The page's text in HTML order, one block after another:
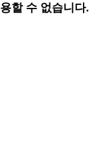
할 수 없습니다.